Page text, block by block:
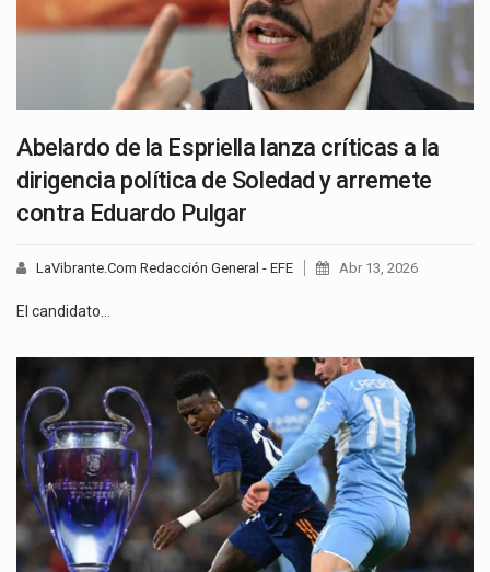
Abelardo de la Espriella lanza críticas a la
dirigencia política de Soledad y arremete
contra Eduardo Pulgar
LaVibrante.Com Redacción General - EFE Abr 13, 2026
El candidato…